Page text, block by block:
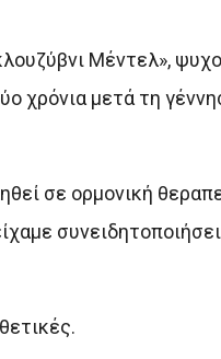
Μέντελ»,
χρόνια μετά τη
σε ορμονική